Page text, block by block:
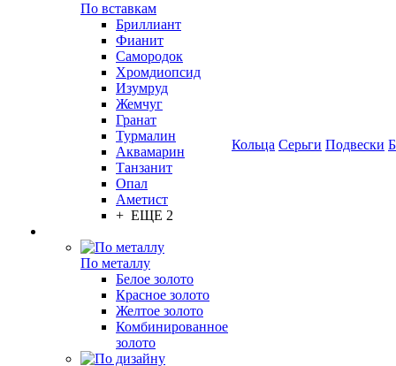
По вставкам
Бриллиант
Фианит
Самородок
Хромдиопсид
Изумруд
Жемчуг
Гранат
Турмалин
Аквамарин
Танзанит
Опал
Аметист
+ ЕЩЕ 2
По металлу
Белое золото
Красное золото
Желтое золото
Комбинированное
золото
Кольца Серьги Подвески